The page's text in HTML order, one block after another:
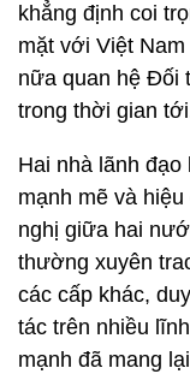
khẳng định coi
mặt với Việt
nữa quan hệ Đối
trong thời gian
Hai nhà lãnh
mạnh mẽ và
nghị giữa hai
thường xuyên
các cấp khác,
tác trên nhiều
mạnh đã mang